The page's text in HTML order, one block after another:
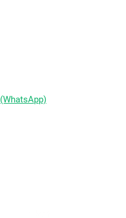
(WhatsApp)